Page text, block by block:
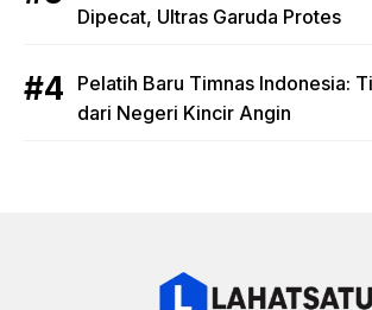
Dipecat, Ultras Garuda Protes
Pelatih Baru Timnas Indonesia:
dari Negeri Kincir Angin